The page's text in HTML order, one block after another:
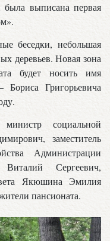
была выписана первая
беседки, небольшая
деревьев. Новая зона
будет носить имя
Григорьевича
социальной
заместитель
Администрации
Сергеевич,
Якюшина Эмилия
пансионата.